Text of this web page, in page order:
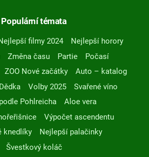
Populární témata
filmy 2024
Nejlepší horory
Změna času Partie
Počasí
ZOO Nové začátky
Auto – katalog
Volby 2025
Svařené víno
Pohlreicha
Aloe vera
Výpočet ascendentu
knedlíky
Nejlepší palačinky
Švestkový koláč